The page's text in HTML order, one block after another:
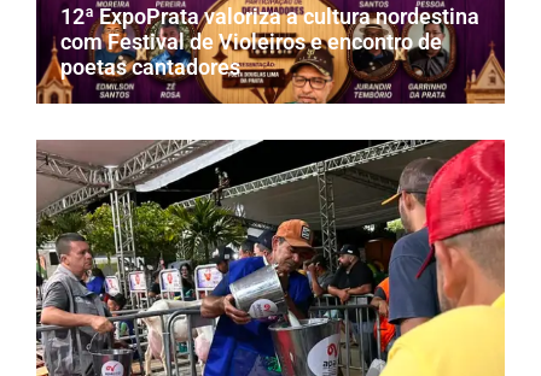
12ª ExpoPrata valoriza a cultura nordestina
com Festival de Violeiros e encontro de
poetas cantadores